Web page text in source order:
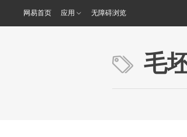
网易首页 应用 无障碍浏览
毛